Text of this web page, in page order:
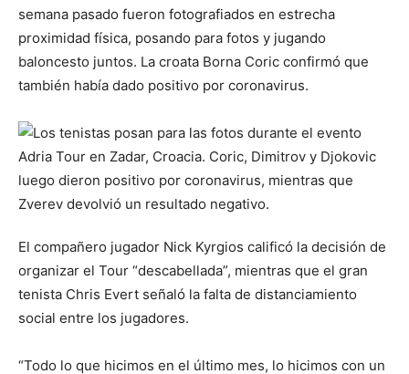
semana pasado fueron fotografiados en estrecha
proximidad física, posando para fotos y jugando
baloncesto juntos. La croata Borna Coric confirmó que
también había dado positivo por coronavirus.
El compañero jugador Nick Kyrgios calificó la decisión de
organizar el Tour “descabellada”, mientras que el gran
tenista Chris Evert señaló la falta de distanciamiento
social entre los jugadores.
“Todo lo que hicimos en el último mes, lo hicimos con un